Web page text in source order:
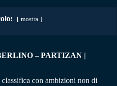
mostra
– PARTIZAN |
con ambizioni non di